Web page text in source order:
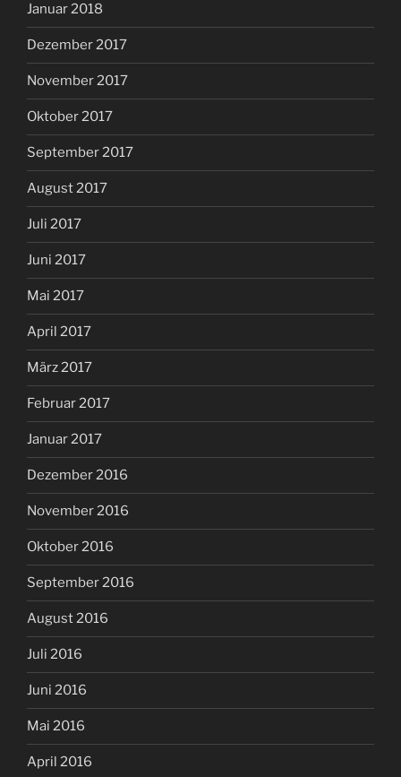
Januar 2018
Dezember 2017
November 2017
Oktober 2017
September 2017
August 2017
Juli 2017
Juni 2017
Mai 2017
April 2017
März 2017
Februar 2017
Januar 2017
Dezember 2016
November 2016
Oktober 2016
September 2016
August 2016
Juli 2016
Juni 2016
Mai 2016
April 2016